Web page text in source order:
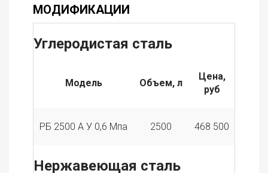
МОДИФИКАЦИИ
Углеродистая сталь
Модель Объем, л
Цена,
руб
РБ 2500 А У 0,6 Мпа 2500 468 500
Нержавеющая сталь